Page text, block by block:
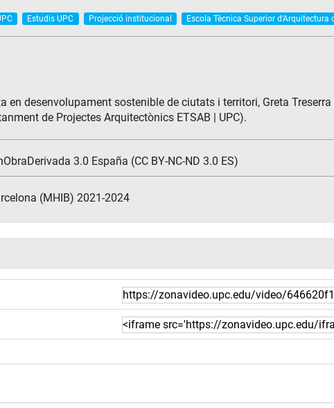
Estudis UPC Projecció institucional Escola Tècnica Superior d'Arquitectura
en desenvolupament sostenible de ciutats i territori, Greta
de Projectes Arquitectònics ETSAB | UPC).
3.0 España (CC BY-NC-ND 3.0 ES)
(MHIB) 2021-2024